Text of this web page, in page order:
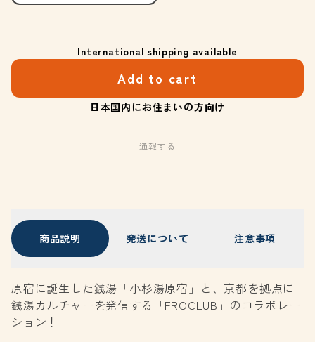
International shipping available
Add to cart
日本国内にお住まいの方向け
通報する
商品説明 発送について 注意事項
原宿に誕生した銭湯「小杉湯原宿」と、京都を拠点に
銭湯カルチャーを発信する「FROCLUB」のコラボレー
ション！